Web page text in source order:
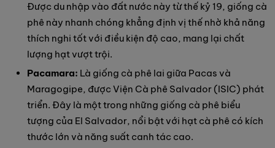
Được du nhập vào đất nước này từ thế kỷ 19, giống cà
phê này nhanh chóng khẳng định vị thế nhờ khả năng
thích nghi tốt với điều kiện độ cao, mang lại chất
lượng hạt vượt trội.
Pacamara: Là giống cà phê lai giữa Pacas và
Maragogipe, được Viện Cà phê Salvador (ISIC) phát
triển. Đây là một trong những giống cà phê biểu
tượng của El Salvador, nổi bật với hạt cà phê có kích
thước lớn và năng suất canh tác cao.